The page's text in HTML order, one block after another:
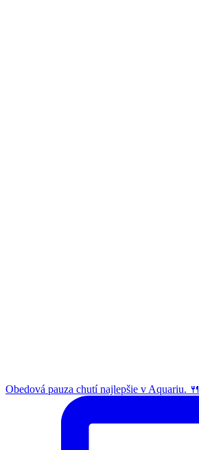
Obedová pauza chutí najlepšie v Aquariu. 🍴